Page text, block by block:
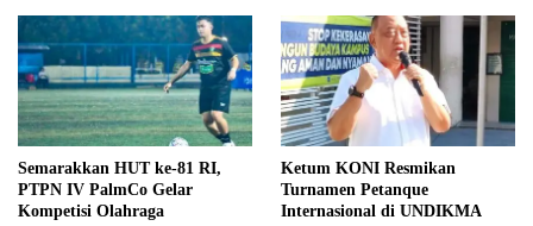
Semarakkan HUT ke-81 RI,
PTPN IV PalmCo Gelar
Kompetisi Olahraga
Ketum KONI Resmikan
Turnamen Petanque
Internasional di UNDIKMA